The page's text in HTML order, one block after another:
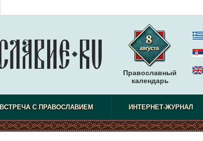
Православный
календарь
ВСТРЕЧА С ПРАВОСЛАВИЕМ ИНТЕРНЕТ-ЖУРНАЛ